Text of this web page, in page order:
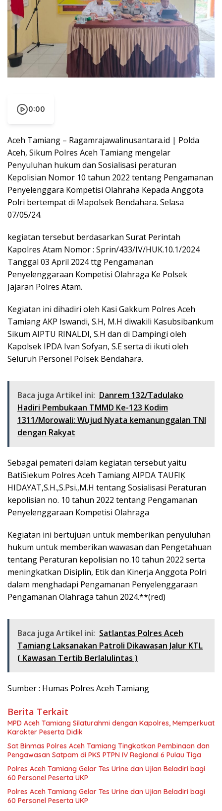
0:00
Aceh Tamiang – Ragamrajawalinusantara.id | Polda
Aceh, Sikum Polres Aceh Tamiang mengelar
Penyuluhan hukum dan Sosialisasi peraturan
Kepolisian Nomor 10 tahun 2022 tentang Pengamanan
Penyelenggara Kompetisi Olahraha Kepada Anggota
Polri bertempat di Mapolsek Bendahara. Selasa
07/05/24.
kegiatan tersebut berdasarkan Surat Perintah
Kapolres Atam Nomor : Sprin/433/IV/HUK.10.1/2024
Tanggal 03 April 2024 ttg Pengamanan
Penyelenggaraan Kompetisi Olahraga Ke Polsek
Jajaran Polres Atam.
Kegiatan ini dihadiri oleh Kasi Gakkum Polres Aceh
Tamiang AKP Iswandi, S.H, M.H diwakili Kasubsibankum
Sikum AIPTU RINALDI, S.H dan di Dampingi oleh
Kapolsek IPDA Ivan Sofyan, S.E serta di ikuti oleh
Seluruh Personel Polsek Bendahara.
Baca juga Artikel ini: Danrem 132/Tadulako
Hadiri Pembukaan TMMD Ke-123 Kodim
1311/Morowali: Wujud Nyata kemanunggalan TNI
dengan Rakyat
Sebagai pemateri dalam kegiatan tersebut yaitu
BatiSiekum Polres Aceh Tamiang AIPDA TAUFIĶ
HIDAYAT,S.H.,S.Psi.,M.H tentang Sosialisasi Peraturan
kepolisian no. 10 tahun 2022 tentang Pengamanan
Penyelenggaraan Kompetisi Olahraga
Kegiatan ini bertujuan untuk memberikan penyuluhan
hukum untuk memberikan wawasan dan Pengetahuan
tentang Peraturan kepolisian no.10 tahun 2022 serta
meningkatkan Disiplin, Etik dan Kinerja Anggota Polri
dalam menghadapi Pengamanan Penyelenggaraan
Pengamanan Olahraga tahun 2024.**(red)
Baca juga Artikel ini: Satlantas Polres Aceh
Tamiang Laksanakan Patroli Dikawasan Jalur KTL
( Kawasan Tertib Berlalulintas )
Sumber : Humas Polres Aceh Tamiang
Berita Terkait
MPD Aceh Tamiang Silaturahmi dengan Kapolres, Memperkuat
Karakter Peserta Didik
Sat Binmas Polres Aceh Tamiang Tingkatkan Pembinaan dan
Pengawasan Satpam di PKS PTPN IV Regional 6 Pulau Tiga
Polres Aceh Tamiang Gelar Tes Urine dan Ujian Beladiri bagi
60 Personel Peserta UKP
Polres Aceh Tamiang Gelar Tes Urine dan Ujian Beladiri bagi
60 Personel Peserta UKP